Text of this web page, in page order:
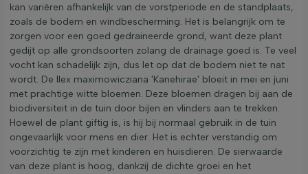
kan variëren afhankelijk van de vorstperiode en de standplaats,
zoals de bodem en windbescherming. Het is belangrijk om te
zorgen voor een goed gedraineerde grond, want deze plant
gedijt op alle grondsoorten zolang de drainage goed is. Te veel
vocht kan schadelijk zijn, dus let op dat de bodem niet te nat
wordt. De Ilex maximowicziana 'Kanehirae' bloeit in mei en juni
met prachtige witte bloemen. Deze bloemen dragen bij aan de
biodiversiteit in de tuin door bijen en vlinders aan te trekken.
Hoewel de plant giftig is, is hij bij normaal gebruik in de tuin
ongevaarlijk voor mens en dier. Het is echter verstandig om
voorzichtig te zijn met kinderen en huisdieren. De sierwaarde
van deze plant is hoog, dankzij de dichte groei en het